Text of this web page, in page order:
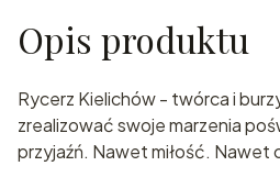
Opis produktu
Rycerz Kielichów - twórca i
zrealizować swoje marzenia
przyjaźń. Nawet miłość. Nawet